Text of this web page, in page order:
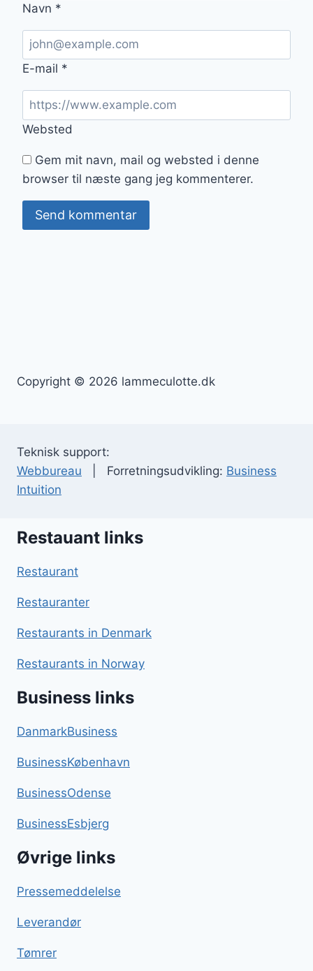
Navn *
E-mail *
Websted
Gem mit navn, mail og websted i denne
browser til næste gang jeg kommenterer.
Copyright © 2026 lammeculotte.dk
Teknisk support:
Webbureau | Forretningsudvikling: Business
Intuition
Restauant links
Restaurant
Restauranter
Restaurants in Denmark
Restaurants in Norway
Business links
DanmarkBusiness
BusinessKøbenhavn
BusinessOdense
BusinessEsbjerg
Øvrige links
Pressemeddelelse
Leverandør
Tømrer